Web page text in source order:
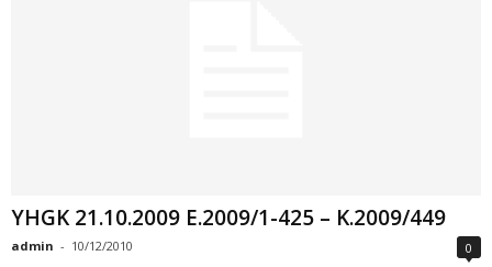
YHGK 21.10.2009 E.2009/1-425 – K.2009/449
admin - 10/12/2010 0